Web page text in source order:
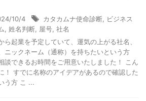
10/4 カタカムナ使命診断
ビジネス
姓名判断 屋号 社名
ら起業を予定していて、運気の上がる社名、
ニックネーム（通称）を持ちたいという方
談できるお時間をご用意いたしました！ こん
！ すでに名称のアイデアがあるので確認した
う方 こ ...